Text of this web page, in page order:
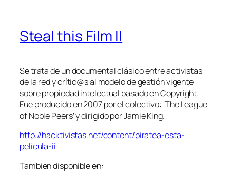
Steal this Film II
Se trata de un documental clásico entre activistas
de la red y crític@s al modelo de gestión vigente
sobre propiedad intelectual basado en Copyright.
Fué producido en 2007 por el colectivo: ‘The League
of Noble Peers’y dirigido porJamie King.
http://hacktivistas.net/content/piratea-esta-
película-ii
Tambien disponible en: